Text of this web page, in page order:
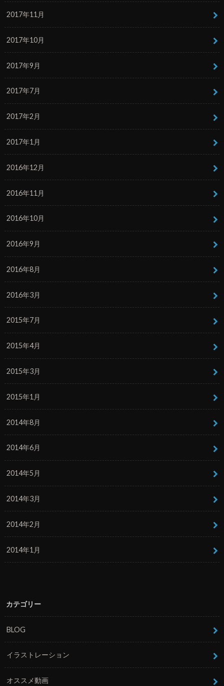
2017年11月
2017年10月
2017年9月
2017年7月
2017年2月
2017年1月
2016年12月
2016年11月
2016年10月
2016年9月
2016年8月
2016年3月
2015年7月
2015年4月
2015年3月
2015年1月
2014年8月
2014年6月
2014年5月
2014年3月
2014年2月
2014年1月
カテゴリー
BLOG
イラストレーション
オススメ動画